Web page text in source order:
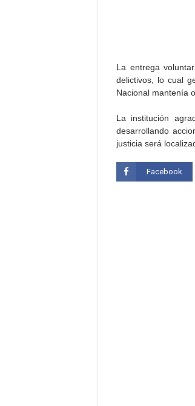
La entrega
delictivos, lo cual
Nacional mantenía
La institución
desarrollando
justicia será
Facebook